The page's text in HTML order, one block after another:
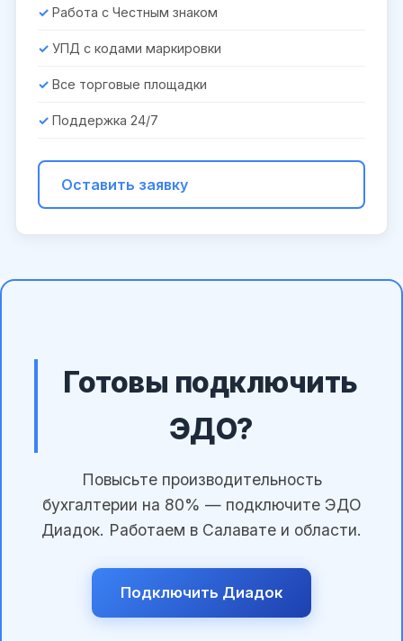
Работа с Честным знаком
УПД с кодами маркировки
Все торговые площадки
Поддержка 24/7
Оставить заявку
Готовы подключить
ЭДО?
Повысьте производительность
бухгалтерии на 80% — подключите ЭДО
Диадок. Работаем в Салавате и области.
Подключить Диадок